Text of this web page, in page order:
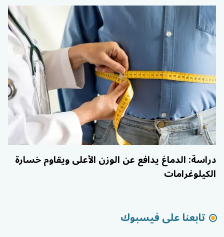
دراسة: الدماغ يدافع عن الوزن الأعلى ويقاوم خسارة
الكيلوغرامات
تابعنا على فيسبوك